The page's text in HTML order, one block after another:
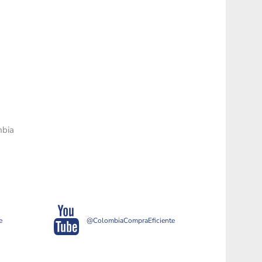
@ColombiaCompraEficiente